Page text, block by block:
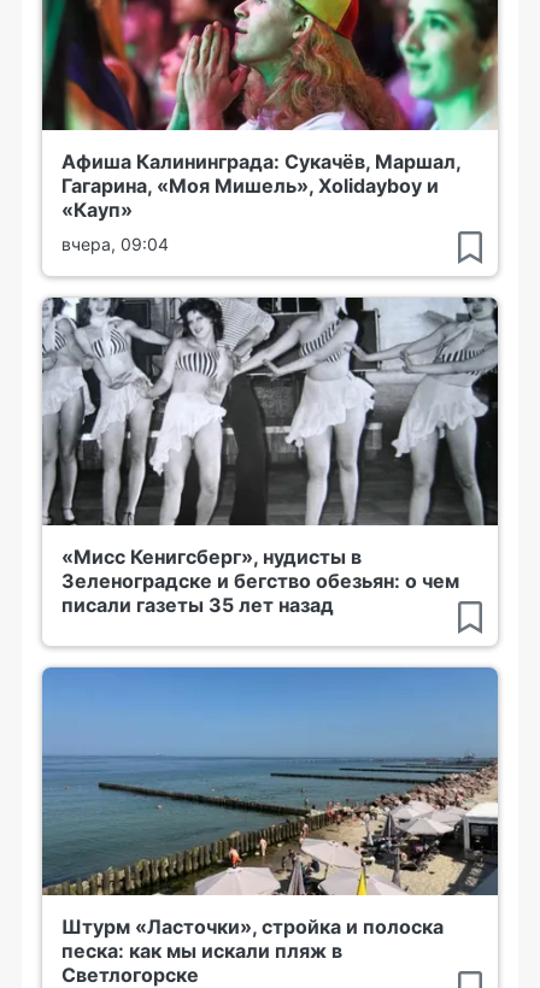
Афиша Калининграда: Сукачёв, Маршал,
Гагарина, «Моя Мишель», Xolidayboy и
«Кауп»
вчера, 09:04
«Мисс Кенигсберг», нудисты в
Зеленоградске и бегство обезьян: о чем
писали газеты 35 лет назад
Штурм «Ласточки», стройка и полоска
песка: как мы искали пляж в
Светлогорске